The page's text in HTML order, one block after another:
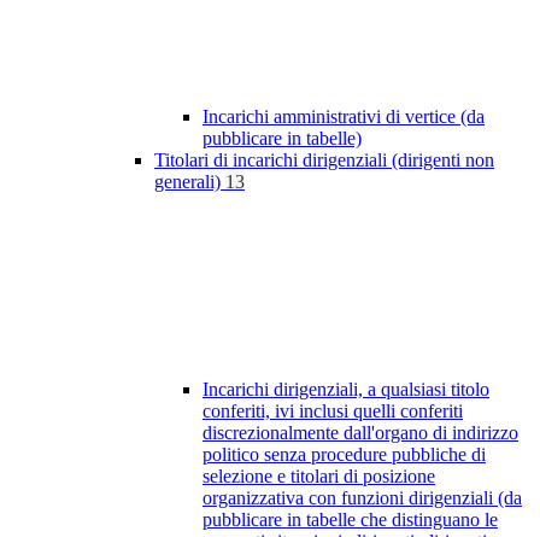
Incarichi amministrativi di vertice (da
pubblicare in tabelle)
Titolari di incarichi dirigenziali (dirigenti non
generali) 13
Incarichi dirigenziali, a qualsiasi titolo
conferiti, ivi inclusi quelli conferiti
discrezionalmente dall'organo di indirizzo
politico senza procedure pubbliche di
selezione e titolari di posizione
organizzativa con funzioni dirigenziali (da
pubblicare in tabelle che distinguano le